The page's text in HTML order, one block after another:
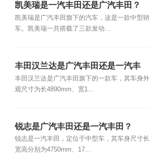
凯美瑞是一汽丰田还是广汽丰田？
凯美瑞是广汽丰田旗下的汽车，这是一款中型轿
车。凯美瑞一共搭载了三款发动...
丰田汉兰达是广汽丰田还是一汽丰
田？
丰田汉兰达是广汽丰田旗下的一款车，其车身外
观尺寸为长4890mm、宽1...
锐志是广汽丰田还是一汽丰田？
锐志是一汽丰田，定位于中型车，其车身尺寸长
宽高分别为4750mm、17...